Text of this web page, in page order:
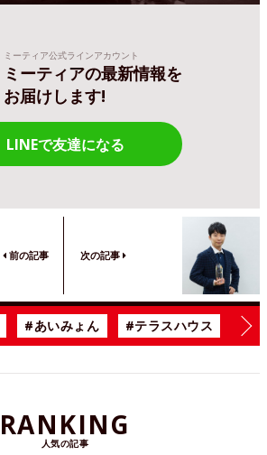
ミーティア公式ラインアカウント
ミーティアの最新情報を
お届けします!
LINEで友達になる
前の記事 次の記事
#あいみょん #テラスハウス #
RANKING
人気の記事